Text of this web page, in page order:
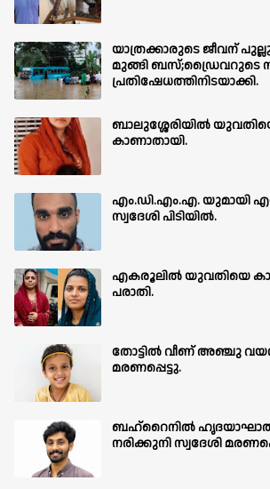
യാത്രക്കാരുടെ ജീവന്
മുങ്ങി ബസ്;ഡ്രൈവറുടെ
പ്രതിഷേധത്തിനിടയാക്കി.
ബാലുശ്ശേരിയില്‍
കാണാതായി.
എം.ഡി.എം.എ. യുമായി
സ്വദേശി പിടിയിൽ.
എകരൂലിൽ യുവതിയെ
പരാതി.
തോട്ടിൽ വീണ് അഞ്ചു
മരണപ്പെട്ടു.
ബഹ്‌റൈനിൽ
നരിക്കുനി സ്വദേശി